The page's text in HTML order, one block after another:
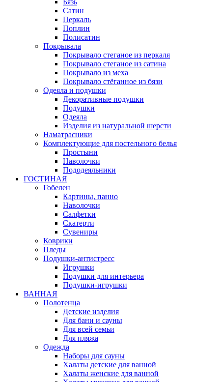
Бязь
Сатин
Перкаль
Поплин
Полисатин
Покрывала
Покрывало стеганое из перкаля
Покрывало стеганое из сатина
Покрывало из меха
Покрывало стёганное из бязи
Одеяла и подушки
Декоративные подушки
Подушки
Одеяла
Изделия из натуральной шерсти
Наматраcники
Комплектующие для постельного белья
Простыни
Наволочки
Пододеяльники
ГОСТИНАЯ
Гобелен
Картины, панно
Наволочки
Салфетки
Скатерти
Сувениры
Коврики
Пледы
Подушки-антистресс
Игрушки
Подушки для интерьера
Подушки-игрушки
ВАННАЯ
Полотенца
Детские изделия
Для бани и сауны
Для всей семьи
Для пляжа
Одежда
Наборы для сауны
Халаты детские для ванной
Халаты женские для ванной